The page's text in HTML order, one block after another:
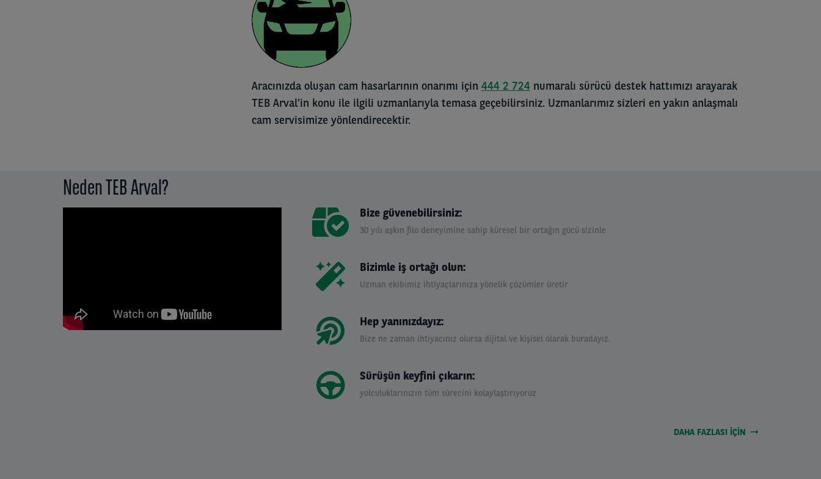
Aracınızda oluşan cam hasarlarının onarımı için 444 2 724 numaralı sürücü destek hattımızı arayarak
TEB Arval’in konu ile ilgili uzmanlarıyla temasa geçebilirsiniz. Uzmanlarımız sizleri en yakın anlaşmalı
cam servisimize yönlendirecektir.
Neden TEB Arval?
Bize güvenebilirsiniz:
30 yılı aşkın filo deneyimine sahip küresel bir ortağın gücü sizinle
Bizimle iş ortağı olun:
Uzman ekibimiz ihtiyaçlarınıza yönelik çözümler üretir
Hep yanınızdayız:
Bize ne zaman ihtiyacınız olursa dijital ve kişisel olarak buradayız.
Sürüşün keyfini çıkarın:
yolculuklarınızın tüm sürecini kolaylaştırıyoruz
DAHA FAZLASI IÇIN